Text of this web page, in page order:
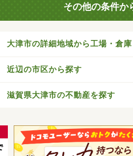
その他の条件か
大津市の詳細地域から工場・倉
近辺の市区から探す
滋賀県大津市の不動産を探す